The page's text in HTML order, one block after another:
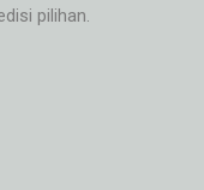
pilihan.